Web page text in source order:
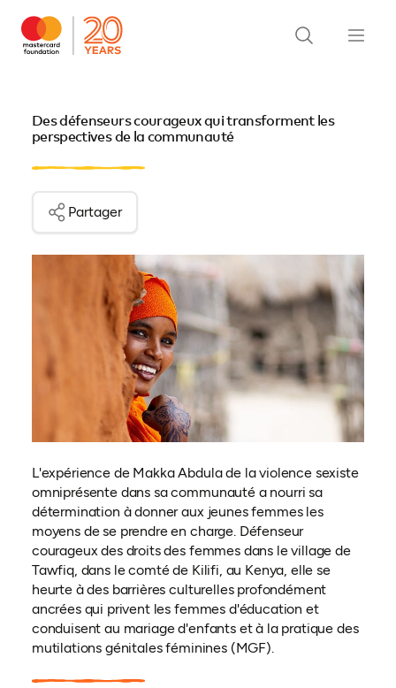
Des défenseurs courageux qui transforment les
perspectives de la communauté
Partager
L'expérience de Makka Abdula de la violence sexiste
omniprésente dans sa communauté a nourri sa
détermination à donner aux jeunes femmes les
moyens de se prendre en charge. Défenseur
courageux des droits des femmes dans le village de
Tawfiq, dans le comté de Kilifi, au Kenya, elle se
heurte à des barrières culturelles profondément
ancrées qui privent les femmes d'éducation et
conduisent au mariage d'enfants et à la pratique des
mutilations génitales féminines (MGF).